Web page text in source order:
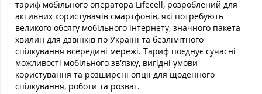
тариф мобільного оператора Lifecell, розроблений для
активних користувачів смартфонів, які потребують
великого обсягу мобільного інтернету, значного пакета
хвилин для дзвінків по Україні та безлімітного
спілкування всередині мережі. Тариф поєднує сучасні
можливості мобільного зв’язку, вигідні умови
користування та розширені опції для щоденного
спілкування, роботи та розваг.